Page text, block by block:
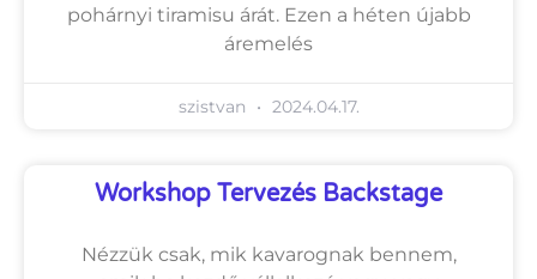
pohárnyi tiramisu árát. Ezen a héten újabb
áremelés
szistvan 2024.04.17.
Workshop Tervezés Backstage
Nézzük csak, mik kavarognak bennem,